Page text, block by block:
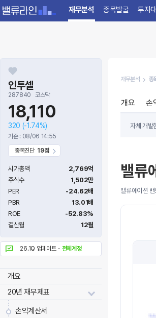
재무분석 종목발굴 투자
인투셀
287840 코스닥
18,110
320 (-1.74%)
기준 : 08/06 14:55
종목진단 19점
시가총액
2,769억
주식수
1,502만
PER
-24.62배
PBR
13.01배
ROE
-52.83%
결산월
12월
26.1Q 업데이트 - 전체계정
개요
20년 재무제표
손익계산서
재무분석 종
개요 손
자체 개발
밸류
밸류에이션